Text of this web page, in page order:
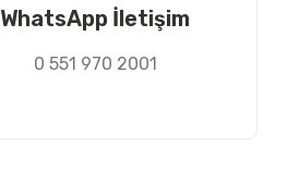
WhatsApp İletişim
0 551 970 2001